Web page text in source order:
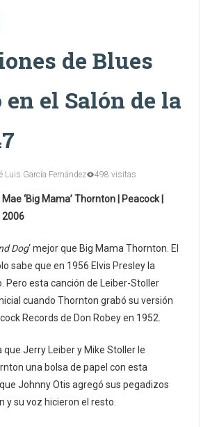
de Blues
el Salón de la
Luis García Fernández 498 visitas
‘Big Mama’ Thornton | Peacock |
2006
Dog‘ mejor que Big Mama Thornton. El
sabe que en 1956 Elvis Presley la
Pero esta canción de Leiber-Stoller
cuando Thornton grabó su versión
Records de Don Robey en 1952.
que Jerry Leiber y Mike Stoller le
una bolsa de papel con esta
Johnny Otis agregó sus pegadizos
y su voz hicieron el resto.